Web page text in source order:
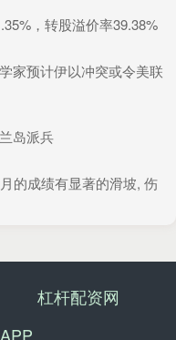
，转股溢价率39.38%
家预计伊以冲突或令美联
岛派兵
的成绩有显著的滑坡, 伤
杠杆配资网